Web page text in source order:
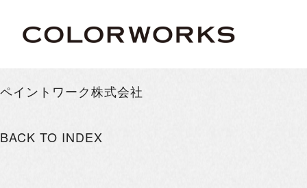
ペイントワーク株式会社
BACK TO INDEX